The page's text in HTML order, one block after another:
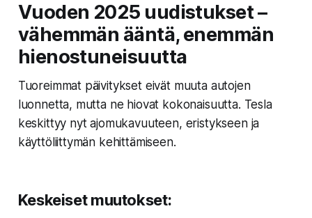
Vuoden 2025 uudistukset –
vähemmän ääntä, enemmän
hienostuneisuutta
Tuoreimmat päivitykset eivät muuta autojen
luonnetta, mutta ne hiovat kokonaisuutta. Tesla
keskittyy nyt ajomukavuuteen, eristykseen ja
käyttöliittymän kehittämiseen.
Keskeiset muutokset: